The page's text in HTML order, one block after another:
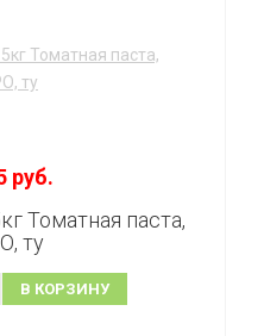
руб.
Томатная паста,
ту
В КОРЗИНУ